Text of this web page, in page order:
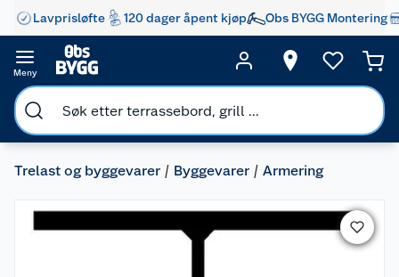
Lavprisløfte 120 dager åpent kjøp Obs BYGG Montering
Meny
Trelast og byggevarer Byggevarer Armering